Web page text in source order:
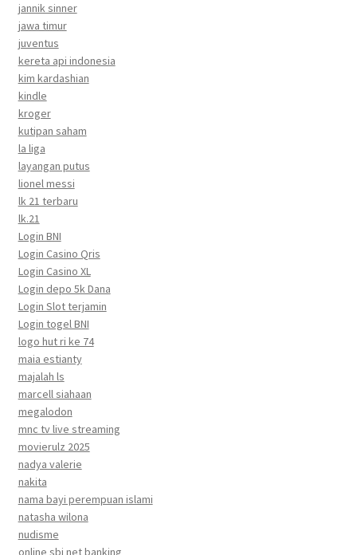
jannik sinner
jawa timur
juventus
kereta api indonesia
kim kardashian
kindle
kroger
kutipan saham
la liga
layangan putus
lionel messi
lk 21 terbaru
lk.21
Login BNI
Login Casino Qris
Login Casino XL
Login depo 5k Dana
Login Slot terjamin
Login togel BNI
logo hut ri ke 74
maia estianty
majalah ls
marcell siahaan
megalodon
mnc tv live streaming
movierulz 2025
nadya valerie
nakita
nama bayi perempuan islami
natasha wilona
nudisme